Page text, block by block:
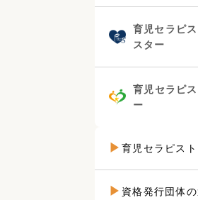
育児セラピ
スター
育児セラピ
ー
育児セラピスト
資格発行団体